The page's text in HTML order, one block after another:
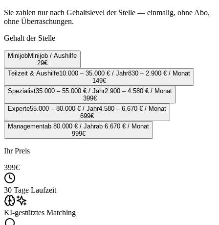
Sie zahlen nur nach Gehaltslevel der Stelle — einmalig, ohne Abo,
ohne Überraschungen.
Gehalt der Stelle
MinijobMinijob / Aushilfe
29€
Teilzeit & Aushilfe10.000 – 35.000 € / Jahr830 – 2.900 € / Monat
149€
Spezialist35.000 – 55.000 € / Jahr2.900 – 4.580 € / Monat
399€
Experte55.000 – 80.000 € / Jahr4.580 – 6.670 € / Monat
699€
Managementab 80.000 € / Jahrab 6.670 € / Monat
999€
Ihr Preis
399€
30 Tage Laufzeit
KI-gestütztes Matching